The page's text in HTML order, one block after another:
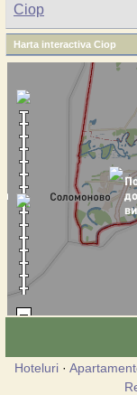
Ciop
Harta interactiva Ciop
Hoteluri·